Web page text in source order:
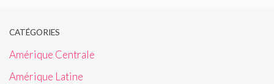
CATÉGORIES
Amérique Centrale
Amérique Latine